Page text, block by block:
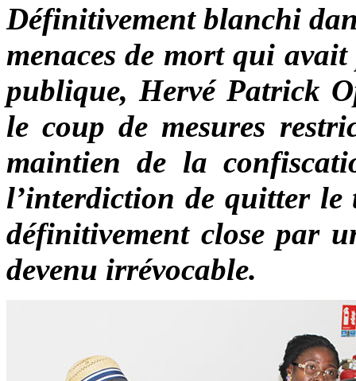
Définitivement blanchi
menaces de mort qui
publique, Hervé Patrick
le coup de mesures
maintien de la
l’interdiction de quitter
définitivement close par
devenu irrévocable.